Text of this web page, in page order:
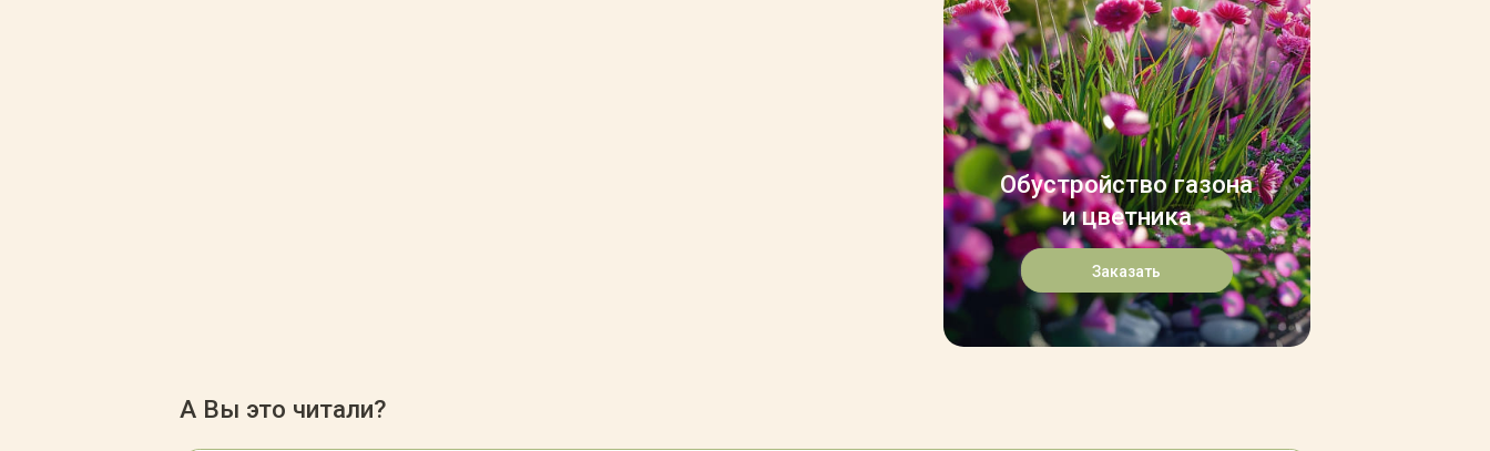
Обустройство газона
и цветника
Заказать
А Вы это читали?